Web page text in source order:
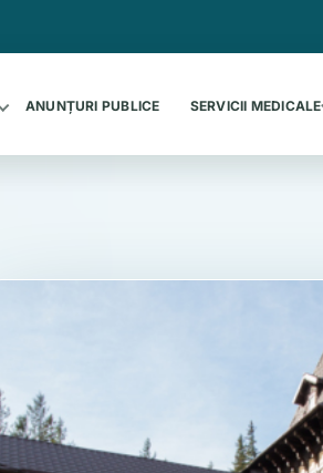
ANUNȚURI PUBLICE SERVICII MEDICALE